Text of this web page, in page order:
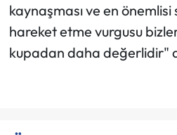
kaynaşması ve en önemlisi
hareket etme vurgusu
kupadan daha değerlidir"